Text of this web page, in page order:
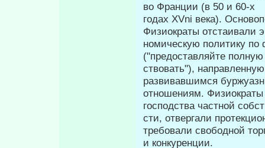
во Франции (в 50 и 60-х
годах XVni века).
Физиократы отстаивали
номическую политику
("предоставляйте
ствовать"),
развивавшимся
отношениям. Физиократы
господства частной
сти, отвергали
требовали свободной
и конкуренции.